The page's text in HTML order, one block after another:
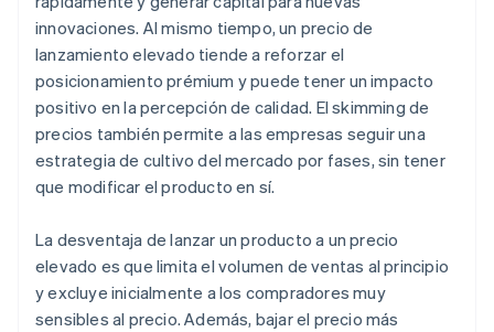
innovaciones. Al mismo tiempo, un precio de
lanzamiento elevado tiende a reforzar el
posicionamiento prémium y puede tener un impacto
positivo en la percepción de calidad. El skimming de
precios también permite a las empresas seguir una
estrategia de cultivo del mercado por fases, sin tener
que modificar el producto en sí.
La desventaja de lanzar un producto a un precio
elevado es que limita el volumen de ventas al principio
y excluye inicialmente a los compradores muy
sensibles al precio. Además, bajar el precio más